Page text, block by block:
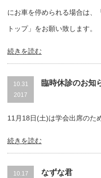
にお車を停められる場合は、
トップ」をお願い致します。
続きを読む
10.31
2017
臨時休診のお知
11月18日(土)は学会出席のた
続きを読む
10.17
なずな君